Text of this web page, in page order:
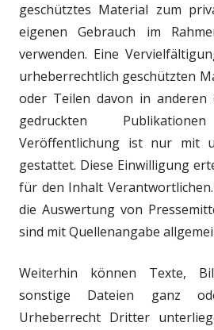
geschütztes Material zum
eigenen Gebrauch im
verwenden. Eine
urheberrechtlich geschützten
oder Teilen davon in anderen
gedruckten
Veröffentlichung ist nur mit
gestattet. Diese Einwilligung
für den Inhalt
die Auswertung von
sind mit Quellenangabe
Weiterhin können Texte,
sonstige Dateien ganz
Urheberrecht Dritter